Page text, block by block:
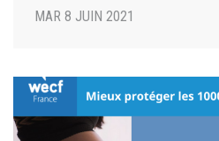
MAR 8 JUIN 2021